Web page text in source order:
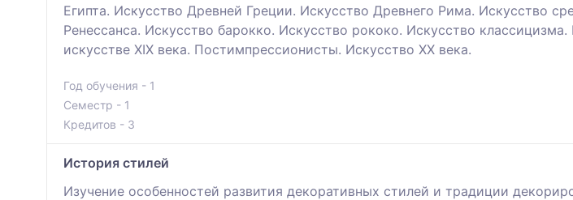
Египта. Искусство Древней Греции. Искусство Древнего Рима. Искусство
Ренессанса. Искусство барокко. Искусство рококо. Искусство
искусстве ХІХ века. Постимпрессионисты. Искусство ХХ века.
Год обучения - 1
Семестр - 1
Кредитов - 3
История стилей
Изучение особенностей развития декоративных стилей и традиции